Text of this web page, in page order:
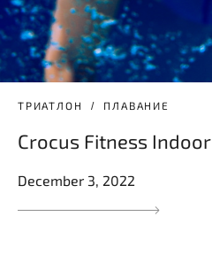
ТРИАТЛОН ПЛАВАНИЕ
Crocus Fitness Indoor
December 3, 2022